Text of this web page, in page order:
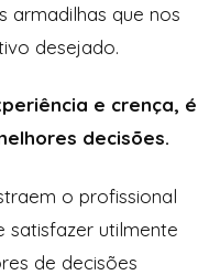
armadilhas que nos
desejado.
e crença, é
decisões.
o profissional
satisfazer utilmente
de decisões